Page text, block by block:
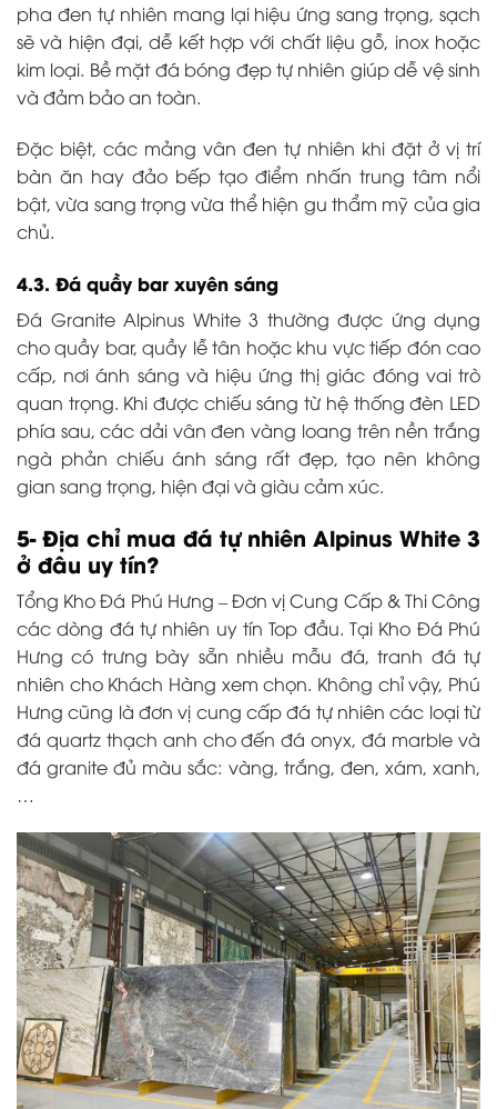
pha đen tự nhiên mang lại hiệu ứng sang trọng, sạch
sẽ và hiện đại, dễ kết hợp với chất liệu gỗ, inox hoặc
kim loại. Bề mặt đá bóng đẹp tự nhiên giúp dễ vệ sinh
và đảm bảo an toàn.
Đặc biệt, các mảng vân đen tự nhiên khi đặt ở vị trí
bàn ăn hay đảo bếp tạo điểm nhấn trung tâm nổi
bật, vừa sang trọng vừa thể hiện gu thẩm mỹ của gia
chủ.
4.3. Đá quầy bar xuyên sáng
Đá Granite Alpinus White 3 thường được ứng dụng
cho quầy bar, quầy lễ tân hoặc khu vực tiếp đón cao
cấp, nơi ánh sáng và hiệu ứng thị giác đóng vai trò
quan trọng. Khi được chiếu sáng từ hệ thống đèn LED
phía sau, các dải vân đen vàng loang trên nền trắng
ngà phản chiếu ánh sáng rất đẹp, tạo nên không
gian sang trọng, hiện đại và giàu cảm xúc.
5- Địa chỉ mua đá tự nhiên Alpinus White 3
ở đâu uy tín?
Tổng Kho Đá Phú Hưng – Đơn vị Cung Cấp & Thi Công
các dòng đá tự nhiên uy tín Top đầu. Tại Kho Đá Phú
Hưng có trưng bày sẵn nhiều mẫu đá, tranh đá tự
nhiên cho Khách Hàng xem chọn. Không chỉ vậy, Phú
Hưng cũng là đơn vị cung cấp đá tự nhiên các loại từ
đá quartz thạch anh cho đến đá onyx, đá marble và
đá granite đủ màu sắc: vàng, trắng, đen, xám, xanh,
…